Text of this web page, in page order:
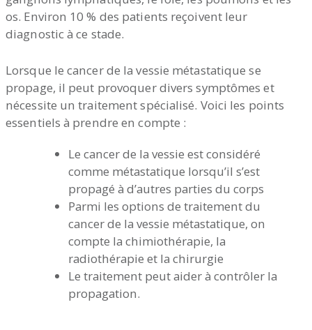
os. Environ 10 % des patients reçoivent leur
diagnostic à ce stade.
Lorsque le cancer de la vessie métastatique se
propage, il peut provoquer divers symptômes et
nécessite un traitement spécialisé. Voici les points
essentiels à prendre en compte :
Le cancer de la vessie est considéré
comme métastatique lorsqu’il s’est
propagé à d’autres parties du corps
Parmi les options de traitement du
cancer de la vessie métastatique, on
compte la chimiothérapie, la
radiothérapie et la chirurgie
Le traitement peut aider à contrôler la
propagation.